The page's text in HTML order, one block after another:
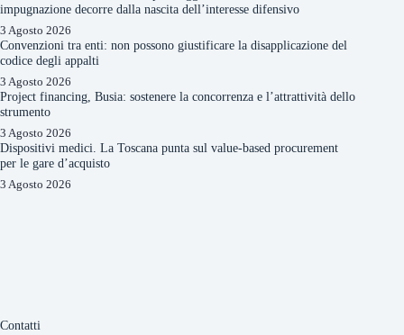
impugnazione decorre dalla nascita dell’interesse difensivo
3 Agosto 2026
Convenzioni tra enti: non possono giustificare la disapplicazione del
codice degli appalti
3 Agosto 2026
Project financing, Busia: sostenere la concorrenza e l’attrattività dello
strumento
3 Agosto 2026
Dispositivi medici. La Toscana punta sul value-based procurement
per le gare d’acquisto
3 Agosto 2026
Contatti